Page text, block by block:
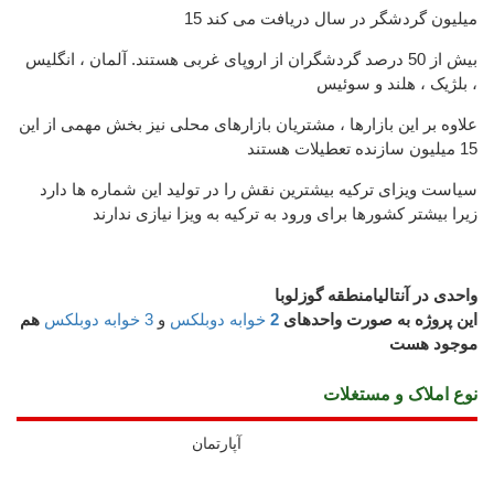
15 میلیون گردشگر در سال دریافت می کند
بیش از 50 درصد گردشگران از اروپای غربی هستند. آلمان ، انگلیس
، بلژیک ، هلند و سوئیس
علاوه بر این بازارها ، مشتریان بازارهای محلی نیز بخش مهمی از این
15 میلیون سازنده تعطیلات هستند
سیاست ویزای ترکیه بیشترین نقش را در تولید این شماره ها دارد
زیرا بیشتر کشورها برای ورود به ترکیه به ویزا نیازی ندارند
واحدی در آنتالیامنطقه گوزلوبا
این پروژه به صورت واحدهای
خوابه دوبلکس و 3 خوابه دوبلکس
هم
موجود هست
نوع املاک و مستغلات
آپارتمان